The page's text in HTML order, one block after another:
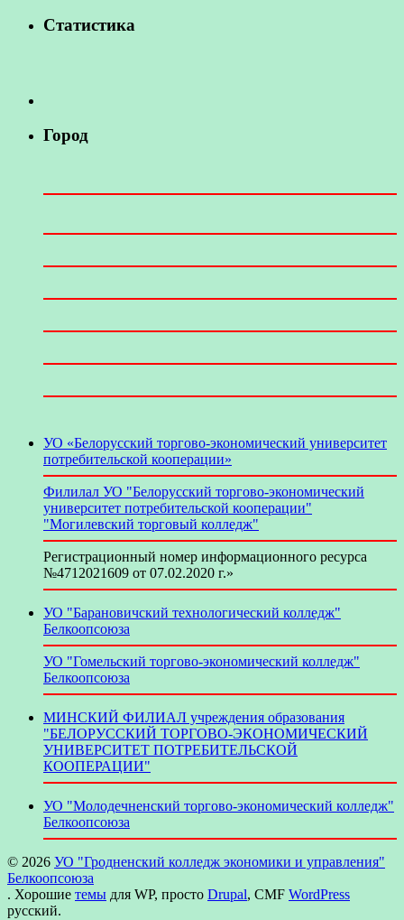
Статистика
Город
УО «Белорусский торгово-экономический университет
потребительской кооперации»
Филилал УО "Белорусский торгово-экономический
университет потребительской кооперации"
"Могилевский торговый колледж"
Регистрационный номер информационного ресурса
№4712021609 от 07.02.2020 г.»
УО "Барановичский технологический колледж"
Белкоопсоюза
УО "Гомельский торгово-экономический колледж"
Белкоопсоюза
МИНСКИЙ ФИЛИАЛ учреждения образования
"БЕЛОРУССКИЙ ТОРГОВО-ЭКОНОМИЧЕСКИЙ
УНИВЕРСИТЕТ ПОТРЕБИТЕЛЬСКОЙ
КООПЕРАЦИИ"
УО "Молодечненский торгово-экономический колледж"
Белкоопсоюза
© 2026 УО "Гродненский колледж экономики и управления"
Белкоопсоюза
. Хорошие темы для WP, просто Drupal, CMF WordPress
русский.